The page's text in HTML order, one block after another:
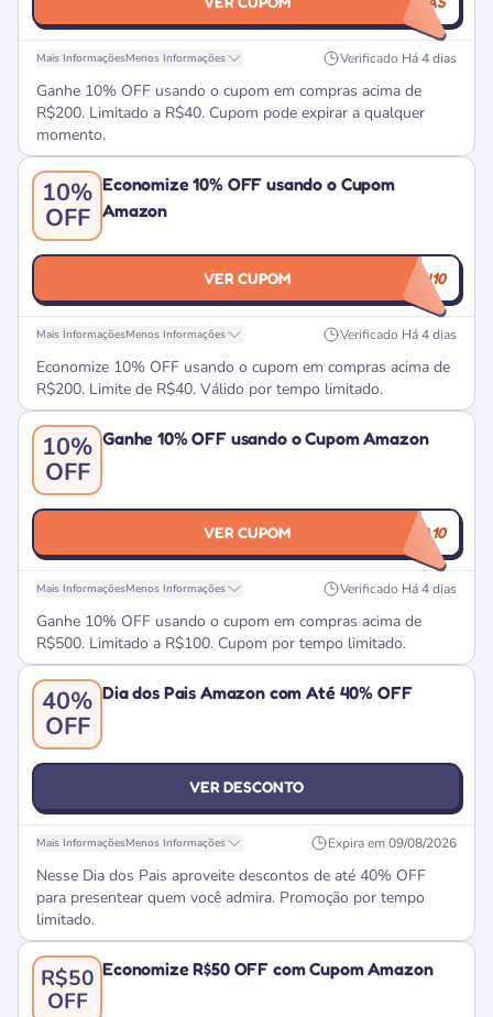
Mais InformaçõesMenos Informações Verificado Há 4 dias
Ganhe 10% OFF usando o cupom em compras acima de
R$200. Limitado a R$40. Cupom pode expirar a qualquer
momento.
10%
OFF
Economize 10% OFF usando o Cupom
Amazon
VER CUPOM AMOAMAZON10
Mais InformaçõesMenos Informações Verificado Há 4 dias
Economize 10% OFF usando o cupom em compras acima de
R$200. Limite de R$40. Válido por tempo limitado.
10%
OFF
Ganhe 10% OFF usando o Cupom Amazon
VER CUPOM BORA10
Mais InformaçõesMenos Informações Verificado Há 4 dias
Ganhe 10% OFF usando o cupom em compras acima de
R$500. Limitado a R$100. Cupom por tempo limitado.
40%
OFF
Dia dos Pais Amazon com Até 40% OFF
VER DESCONTO
Mais InformaçõesMenos Informações Expira em09/08/2026
Nesse Dia dos Pais aproveite descontos de até 40% OFF
para presentear quem você admira. Promoção por tempo
limitado.
R$50
OFF
Economize R$50 OFF com Cupom Amazon